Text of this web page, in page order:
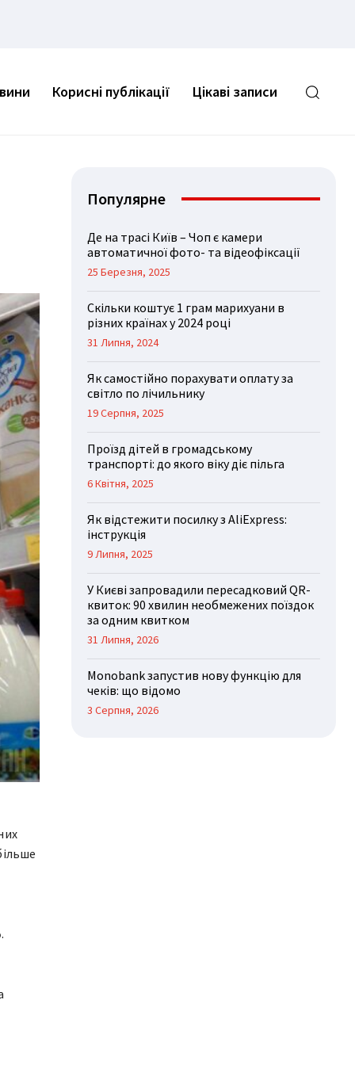
Корисні публікації Цікаві записи
.
Популярне
Де на трасі Київ – Чоп є камери
автоматичної фото- та відеофіксації
25 Березня, 2025
Скільки коштує 1 грам марихуани в
різних країнах у 2024 році
31 Липня, 2024
Як самостійно порахувати оплату за
світло по лічильнику
19 Серпня, 2025
Проїзд дітей в громадському
транспорті: до якого віку діє пільга
6 Квітня, 2025
Як відстежити посилку з AliExpress:
інструкція
9 Липня, 2025
У Києві запровадили пересадковий QR-
квиток: 90 хвилин необмежених поїздок
за одним квитком
31 Липня, 2026
Monobank запустив нову функцію для
чеків: що відомо
3 Серпня, 2026